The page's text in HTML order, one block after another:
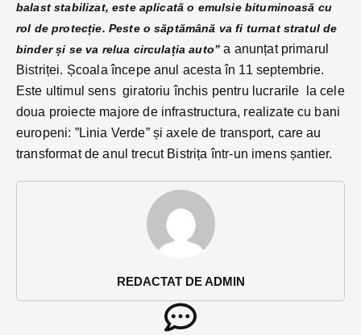
REDACTAT DE ADMIN
balast stabilizat, este aplicată o emulsie bituminoasă cu
rol de protecție. Peste o săptămână va fi turnat stratul de
binder și se va relua circulația auto”a anunțat primarul
Bistriței. Școala începe anul acesta în 11 septembrie.
Este ultimul sens giratoriu închis pentru lucrarile la cele
doua proiecte majore de infrastructura, realizate cu bani
europeni: ”Linia Verde” și axele de transport, care au
transformat de anul trecut Bistrița într-un imens șantier.